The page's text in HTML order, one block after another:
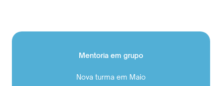
Mentoria em grupo
Nova turma em Maio